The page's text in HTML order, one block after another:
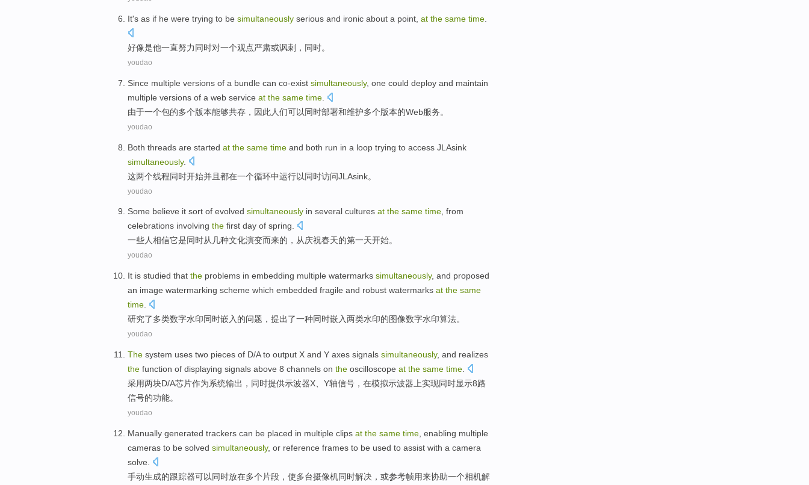
It's as if he were trying to be simultaneously serious and ironic about a point at the same time
好像是他一直努力同时对一个观点严肃或讽刺 ， 同时。
youdao
Since multiple versions of a bundle can co-exist simultaneously, one could deploy and maintain
multiple versions of a web service at the same time
由于一个包的多个版本能够共存， 因此人们可以同时部署和维护多个版本的Web服务。
youdao
Both threads are started at the same time and both run in a loop trying to access JLAsink
simultaneously.
这两个线程同时开始并且都在一个循环中运行以同时访问JLAsink。
youdao
Some believe it sort of evolved simultaneously in several cultures at the same time, from
celebrations involving the first day of spring.
一些人相信它是同时从几种文化演变而来的 ， 从庆祝春天的第一天开始。
youdao
It is studied that the problems in embedding multiple watermarks simultaneously, and proposed
an image watermarking scheme which embedded fragile and robust watermarks at the same
time
研究了多类数字水印同时嵌入 的问题 ， 提出了一种同时嵌入两类水印的图像数字水印算法。
youdao
The system uses two pieces of D/Ato output X and Y axes signals simultaneously, and realizes
the function of displaying signals above 8 channels on the oscilloscope at the same time
采用两块D/A芯片作为系统输出 ， 同时提供示波器X Y轴信号 ， 在模拟示波器 上实现同时显示8路
信号的功能。
youdao
Manually generated trackers can be placed in multiple clips at the same time enabling multiple
cameras to be solved simultaneously, or reference frames to be used to assist with a camera
solve
手动生成的跟踪器可以同时放在多个片段 ， 使多台摄像机同时解决 ， 或参考帧用来协助一个相机解